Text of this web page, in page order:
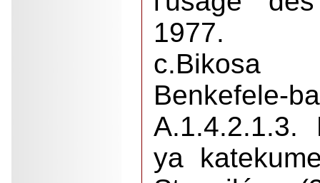
1977.
c.Bikosa
Benkefele-
A.1.4.2.1.3.
ya